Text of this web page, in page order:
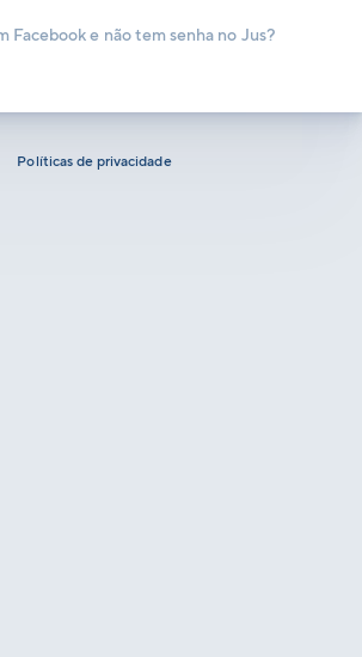
Facebook e não tem senha no Jus?
Políticas de privacidade